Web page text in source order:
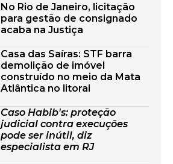
No Rio de Janeiro, licitação
para gestão de consignado
acaba na Justiça
Casa das Saíras: STF barra
demolição de imóvel
construído no meio da Mata
Atlântica no litoral
Caso Habib's: proteção
judicial contra execuções
pode ser inútil, diz
especialista em RJ